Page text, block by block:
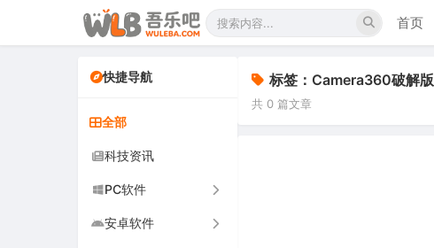
首页
快捷导航
全部
科技资讯
PC软件
办公软件
安卓软件
标签：Camera360破解版
共 0 篇文章